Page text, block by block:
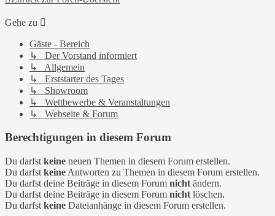
Gehe zu
Gäste - Bereich
↳ Der Vorstand informiert
↳ Allgemein
↳ Erststarter des Tages
↳ Showroom
↳ Wettbewerbe & Veranstaltungen
↳ Webseite & Forum
Berechtigungen in diesem Forum
Du darfst keine neuen Themen in diesem Forum erstellen.
Du darfst keine Antworten zu Themen in diesem Forum erstellen.
Du darfst deine Beiträge in diesem Forum nicht ändern.
Du darfst deine Beiträge in diesem Forum nicht löschen.
Du darfst keine Dateianhänge in diesem Forum erstellen.